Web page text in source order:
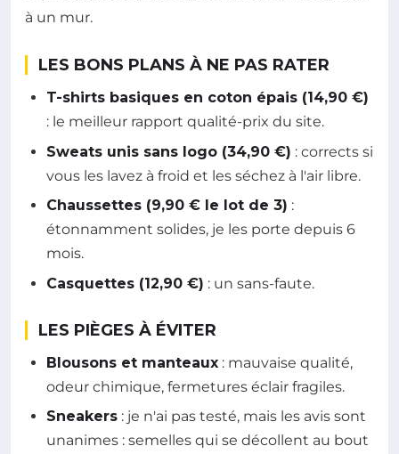
à un mur.
LES BONS PLANS À NE PAS RATER
T-shirts basiques en coton épais (14,90 €)
: le meilleur rapport qualité-prix du site.
Sweats unis sans logo (34,90 €) : corrects si
vous les lavez à froid et les séchez à l'air libre.
Chaussettes (9,90 € le lot de 3) :
étonnamment solides, je les porte depuis 6
mois.
Casquettes (12,90 €) : un sans-faute.
LES PIÈGES À ÉVITER
Blousons et manteaux : mauvaise qualité,
odeur chimique, fermetures éclair fragiles.
Sneakers : je n'ai pas testé, mais les avis sont
unanimes : semelles qui se décollent au bout